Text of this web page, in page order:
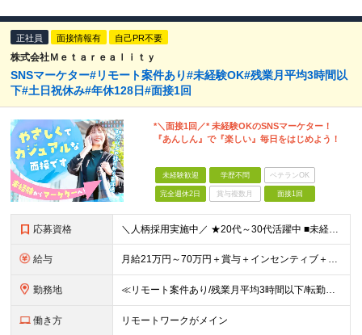
正社員 面接情報有 自己PR不要
株式会社Ｍｅｔａｒｅａｌｉｔｙ
SNSマーケター#リモート案件あり#未経験OK#残業月平均3時間以
下#土日祝休み#年休128日#面接1回
*＼面接1回／* 未経験OKのSNSマーケター！
『あんしん』で『楽しい』毎日をはじめよう！
未経験歓迎 学歴不問 ベテランOK
完全週休2日 賞与複数月 面接1回
応募資格 ＼人柄採用実施中／ ★20代～30代活躍中 ■未経験OK ■学歴不問 ■第二新卒歓迎 ■ブランクOK 【こんな方、ぴったりです！】 □ コミュニケーションを大切にできる方 →チーム連携やクライアント
給与 月給21万円～70万円＋賞与＋インセンティブ＋各種手当 ◎インセンティブ 5万～90万円等の支給実績あり！ 貴方の頑張りをしっかり評価します。 【各種手当】 ■賞与年1回 ■昇給年1回（初年度は2
勤務地 ≪リモート案件あり/残業月平均3時間以下/転勤なし/駅から徒歩4分≫ 東京本社、または関東・関西のプロジェクト先 【本社】 東京都豊島区東池袋一丁目17番11号 パークハイツ池袋1105号 【大阪
働き方 リモートワークがメイン